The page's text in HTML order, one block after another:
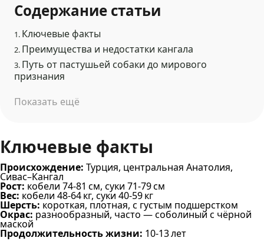
Содержание статьи
1. Ключевые факты
2. Преимущества и недостатки кангала
3. Путь от пастушьей собаки до мирового
признания
Показать ещё
Ключевые факты
Происхождение: Турция, центральная Анатолия,
Сивас–Кангал
Рост: кобели 74-81 см, суки 71-79 см
Вес: кобели 48-64 кг, суки 40-59 кг
Шерсть: короткая, плотная, с густым подшерстком
Окрас: разнообразный, часто — соболиный с чёрной
маской
Продолжительность жизни: 10-13 лет